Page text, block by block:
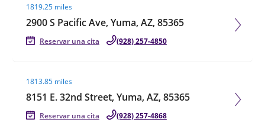
1819.25 miles
2900 S Pacific Ave, Yuma, AZ, 85365
Reservar una cita (928) 257-4850
1813.85 miles
8151 E. 32nd Street, Yuma, AZ, 85365
Reservar una cita (928) 257-4868